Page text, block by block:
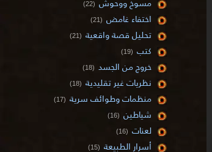
(22)
اختفاء غامض (21)
تحليل قصة واقعية (21)
كتب (19)
خروج من الجسد (18)
نظريات غير تقليدية (18)
منظمات وطوائف سرية (17)
شياطين (16)
لعنات (16)
أسرار الطبيعة (15)